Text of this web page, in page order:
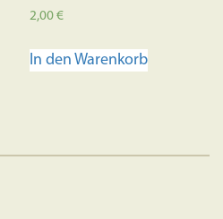
2,00€
In den Warenkorb